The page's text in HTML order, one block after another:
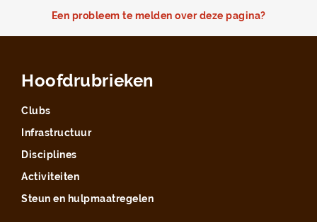
Een probleem te melden over deze pagina?
Hoofdrubrieken
Clubs
Infrastructuur
Disciplines
Activiteiten
Steun en hulpmaatregelen